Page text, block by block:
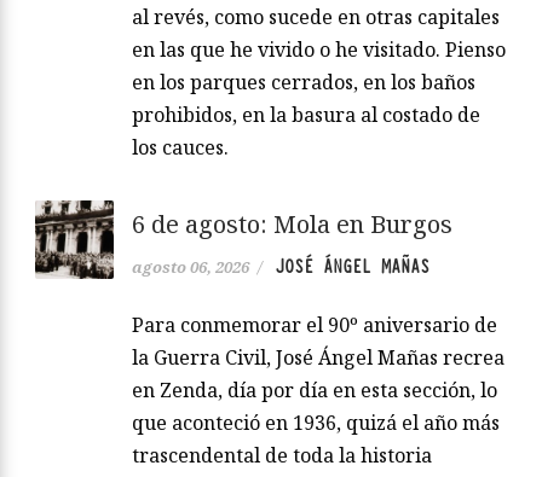
al revés, como sucede en otras capitales
en las que he vivido o he visitado. Pienso
en los parques cerrados, en los baños
prohibidos, en la basura al costado de
los cauces.
6 de agosto: Mola en Burgos
agosto 06, 2026 / JOSÉ ÁNGEL MAÑAS
Para conmemorar el 90º aniversario de
la Guerra Civil, José Ángel Mañas recrea
en Zenda, día por día en esta sección, lo
que aconteció en 1936, quizá el año más
trascendental de toda la historia